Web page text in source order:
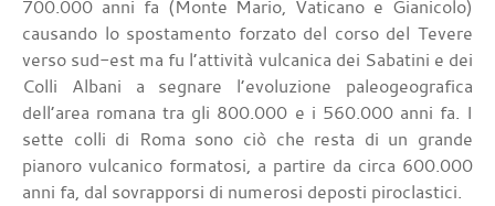
700.000 anni fa (Monte Mario, Vaticano e Gianicolo)
causando lo spostamento forzato del corso del Tevere
verso sud-est ma fu l’attività vulcanica dei Sabatini e dei
Colli Albani a segnare l’evoluzione paleogeografica
dell’area romana tra gli 800.000 e i 560.000 anni fa. I
sette colli di Roma sono ciò che resta di un grande
pianoro vulcanico formatosi, a partire da circa 600.000
anni fa, dal sovrapporsi di numerosi deposti piroclastici.